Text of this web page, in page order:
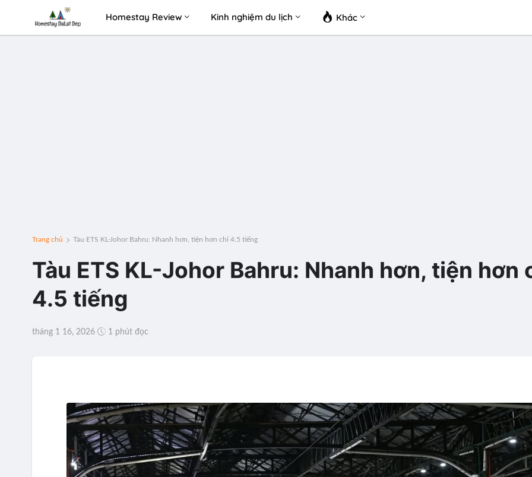
Homestay Review Kinh nghiệm du lịch Khác
Trang chủ Tàu ETS KL-Johor Bahru: Nhanh hơn, tiện hơn chỉ 4.5 tiếng
Tàu ETS KL-Johor Bahru: Nhanh hơn, tiện hơn
4.5 tiếng
tháng 1 16, 2026 1 phút đọc